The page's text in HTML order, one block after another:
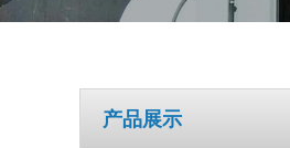
产品展示